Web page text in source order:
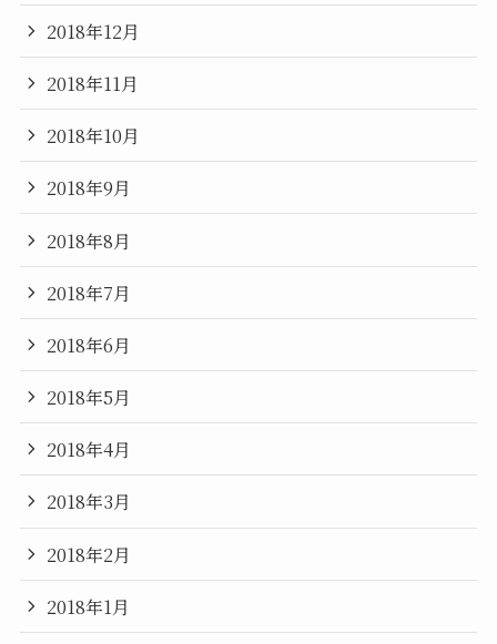
2018年12月
2018年11月
2018年10月
2018年9月
2018年8月
2018年7月
2018年6月
2018年5月
2018年4月
2018年3月
2018年2月
2018年1月